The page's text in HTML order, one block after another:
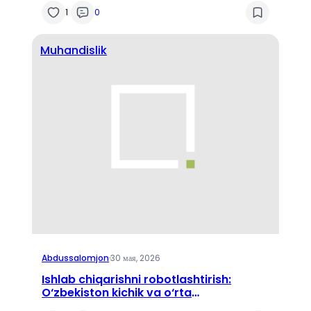
(Agile) bilan qanday uyg‘unlashtirish
mumkin?
1 0
Muhandislik
Abdussalomjon·30 мая, 2026
Ishlab chiqarishni robotlashtirish:
O‘zbekiston kichik va o‘rta